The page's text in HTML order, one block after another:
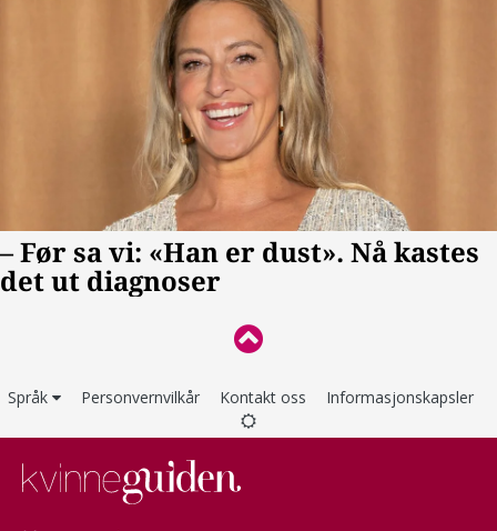
Språk Personvernvilkår Kontakt oss Informasjonskapsler